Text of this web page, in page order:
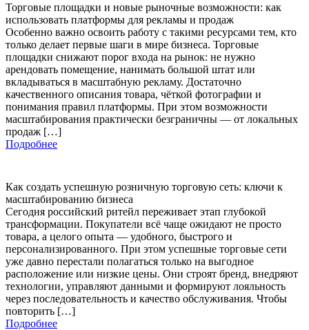
Торговые площадки и новые рыночные возможности: как
использовать платформы для рекламы и продаж
Особенно важно освоить работу с такими ресурсами тем, кто
только делает первые шаги в мире бизнеса. Торговые
площадки снижают порог входа на рынок: не нужно
арендовать помещение, нанимать большой штат или
вкладываться в масштабную рекламу. Достаточно
качественного описания товара, чёткой фотографии и
понимания правил платформы. При этом возможности
масштабирования практически безграничны — от локальных
продаж […]
Подробнее
Как создать успешную розничную торговую сеть: ключи к
масштабированию бизнеса
Сегодня российский ритейл переживает этап глубокой
трансформации. Покупатели всё чаще ожидают не просто
товара, а целого опыта — удобного, быстрого и
персонализированного. При этом успешные торговые сети
уже давно перестали полагаться только на выгодное
расположение или низкие цены. Они строят бренд, внедряют
технологии, управляют данными и формируют лояльность
через последовательность и качество обслуживания. Чтобы
повторить […]
Подробнее